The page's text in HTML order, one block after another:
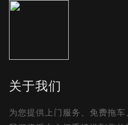
关于我们
为您提供上门服务、免费拖